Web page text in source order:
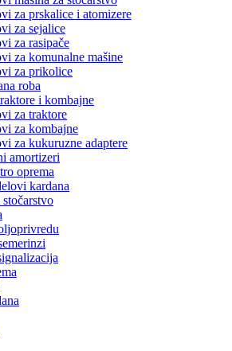
za prskalice i atomizere
za sejalice
za rasipače
za komunalne mašine
za prikolice
roba
i kombajne
za traktore
za kombajne
za kukuruzne adaptere
amortizeri
oprema
kardana